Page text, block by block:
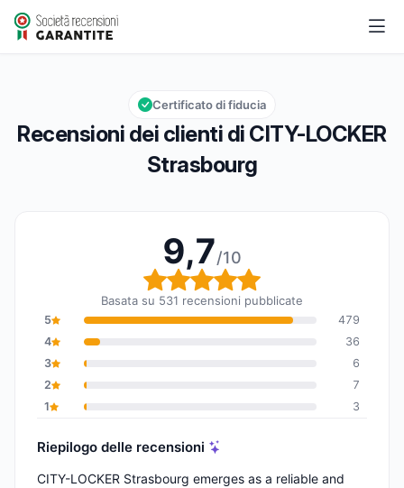
CITY-LOCKER Strasbourg
Valutazione globale: 9,7 su 10
9,7/10
Recensioni dei clienti di CITY-LOCKER
Strasbourg
Certificato di fiducia
9,7/10
Valutazione globale:
Basata su 531 recensioni pubblicate
5
479
4
36
3
6
2
7
1
3
Riepilogo delle recensioni
CITY-LOCKER Strasbourg emerges as a reliable and